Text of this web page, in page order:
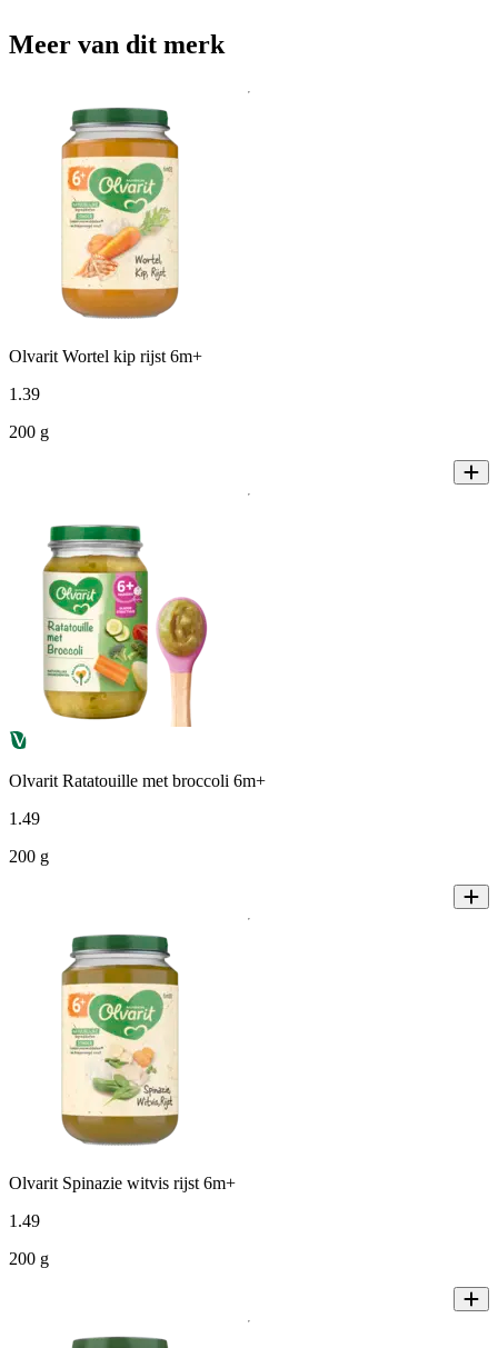
Meer van dit merk
Olvarit Wortel kip rijst 6m+
1 .39
200 g
Olvarit Ratatouille met broccoli 6m+
1 .49
200 g
Olvarit Spinazie witvis rijst 6m+
1 .49
200 g